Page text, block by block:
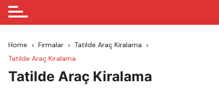
Home Firmalar
Tatilde Araç Kiralama
Tatilde Araç Kiralama
Tatilde Araç Kiralama